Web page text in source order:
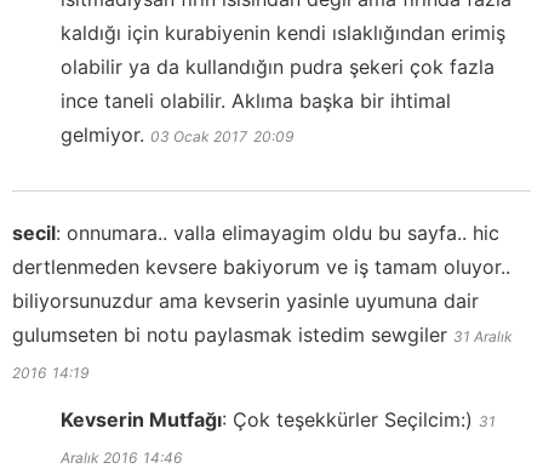
kaldığı için kurabiyenin kendi ıslaklığından erimiş
olabilir ya da kullandığın pudra şekeri çok fazla
ince taneli olabilir. Aklıma başka bir ihtimal
gelmiyor. 03 Ocak 2017 20:09
secil: onnumara.. valla elimayagim oldu bu sayfa.. hic
dertlenmeden kevsere bakiyorum ve iş tamam oluyor..
biliyorsunuzdur ama kevserin yasinle uyumuna dair
gulumseten bi notu paylasmak istedim sewgiler 31 Aralık
2016 14:19
Kevserin Mutfağı: Çok teşekkürler Seçilcim:) 31
Aralık 2016 14:46